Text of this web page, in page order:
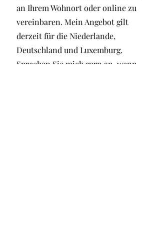
an Ihrem Wohnort oder online zu
vereinbaren. Mein Angebot gilt
derzeit für die Niederlande,
Deutschland und Luxemburg.
Sprechen Sie mich gern an, wenn